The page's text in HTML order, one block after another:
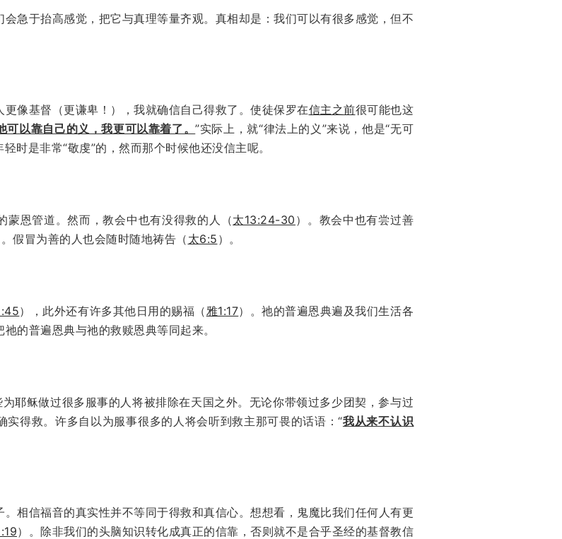
急于抬高感觉，把它与真理等量齐观。真相却是：我们可以有很多感觉，但不
像基督（更谦卑！），我就确信自己得救了。使徒保罗在信主之前很可能也这
可以靠自己的义，我更可以靠着了。”实际上，就“律法上的义”来说，他是“无可
时是非常“敬虔”的，然而那个时候他还没信主呢。
恩管道。然而，教会中也有没得救的人（太13:24-30 ）。教会中也有尝过善
假冒为善的人也会随时随地祷告（太6:5 ）。
），此外还有许多其他日用的赐福（ 雅1:17）。祂的普遍恩典遍及我们生活各
的普遍恩典与祂的救赎恩典等同起来。
耶稣做过很多服事的人将被排除在天国之外。无论你带领过多少团契，参与过
得救。许多自以为服事很多的人将会听到救主那可畏的话语：“我从来不认识
相信福音的真实性并不等同于得救和真信心。想想看，鬼魔比我们任何人有更
）。除非我们的头脑知识转化成真正的信靠，否则就不是合乎圣经的基督教信